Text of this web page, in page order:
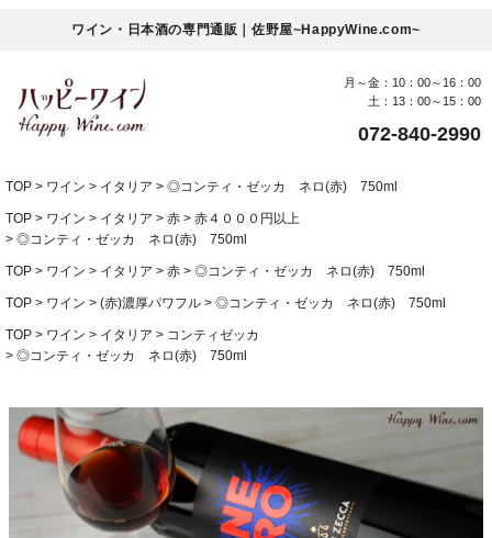
ワイン・日本酒の専門通販｜佐野屋~HappyWine.com~
月～金：10：00～16：00
土：13：00～15：00
072-840-2990
TOP ワイン イタリア ◎コンティ・ゼッカ ネロ(赤) 750ml
TOP ワイン イタリア 赤
赤４０００円以上
◎コンティ・ゼッカ ネロ(赤) 750ml
TOP ワイン イタリア 赤 ◎コンティ・ゼッカ ネロ(赤) 750ml
TOP ワイン (赤)濃厚パワフル ◎コンティ・ゼッカ ネロ(赤) 750ml
TOP ワイン イタリア
コンティゼッカ
◎コンティ・ゼッカ ネロ(赤) 750ml